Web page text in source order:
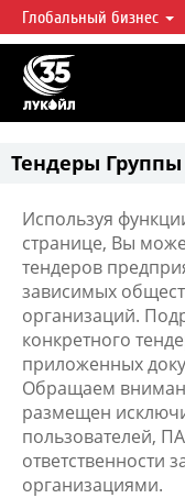
ЛУКОЙЛ СЕГОДНЯ
ЛУКОЙЛ — одна из
нефтегазовых компаний в
мировой добычи нефти и
Глобальный бизнес
Тендеры
Используя
странице, Вы
тендеров
зависимых
организаций.
конкретного
приложенных
Обращаем
размещен
пользователей,
ответственности
организациями.